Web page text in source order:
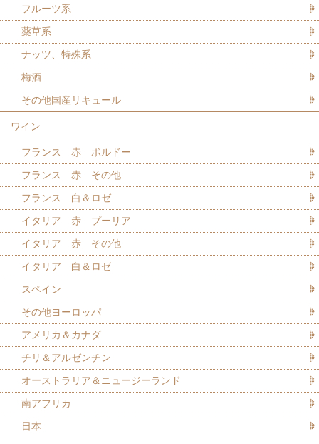
フルーツ系
薬草系
ナッツ、特殊系
梅酒
その他国産リキュール
ワイン
フランス 赤 ボルドー
フランス 赤 その他
フランス 白＆ロゼ
イタリア 赤 プーリア
イタリア 赤 その他
イタリア 白＆ロゼ
スペイン
その他ヨーロッパ
アメリカ＆カナダ
チリ＆アルゼンチン
オーストラリア＆ニュージーランド
南アフリカ
日本